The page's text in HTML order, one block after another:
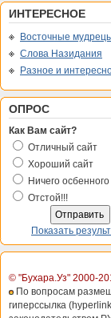
ИНТЕРЕСНОЕ
Восточные
Слова Назидания
Разное и
ОПРОС
Как Вам сайт?
Отличный сайт
Хороший сайт
Ничего осбенного
Отстой!!!
Показать
© "Бухара.Уз" 2000-
По вопросам
гиперссылка